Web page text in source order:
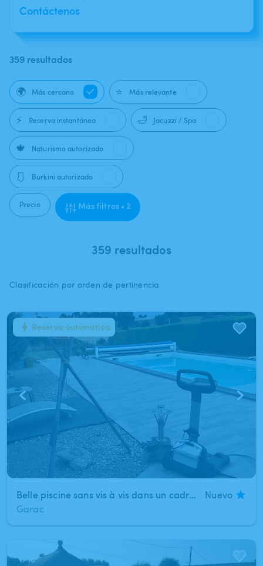
Contáctenos
359 resultados
🌍 Más cercano ⭐ Más relevante
⚡ Reserva instantánea 🛁 Jacuzzi / Spa
🍁 Naturismo autorizado
🩱 Burkini autorizado
Precio Más filtros • 2
359 resultados
Clasificación por orden de pertinencia
1/8
Belle piscine sans vis à vis dans un cadre calme et agréable
Nuevo
Garac
Reserva automática
1/13